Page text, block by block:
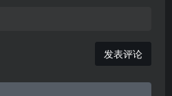
发表评论